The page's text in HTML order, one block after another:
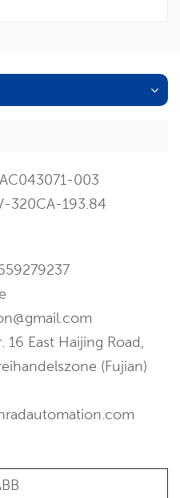
003
320CA-193.84
East Haijing Road,
(Fujian)